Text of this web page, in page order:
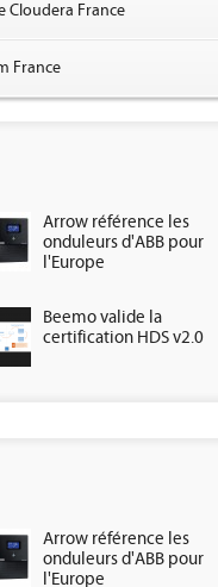
Cloudera France
France
Arrow référence les
onduleurs d'ABB pour
l'Europe
Beemo valide la
certification HDS v2.0
Arrow référence les
onduleurs d'ABB pour
l'Europe